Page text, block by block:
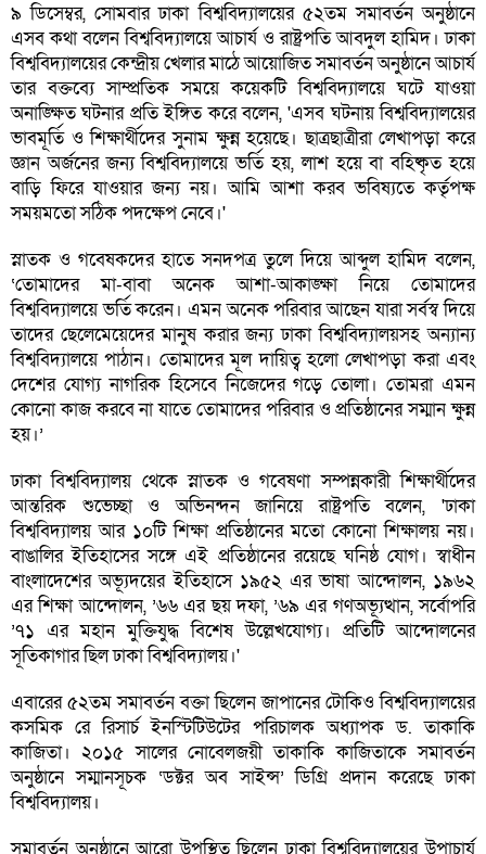
৯ ডিসেম্বর, সোমবার ঢাকা বিশ্ববিদ্যালয়ের ৫২তম সমাবর্তন অনুষ্ঠানে
এসব কথা বলেন বিশ্ববিদ্যালয়ে আচার্য ও রাষ্ট্রপতি আবদুল হামিদ। ঢাকা
বিশ্ববিদ্যালয়ের কেন্দ্রীয় খেলার মাঠে আয়োজিত সমাবর্তন অনুষ্ঠানে আচার্য
তার বক্তব্যে সাম্প্রতিক সময়ে কয়েকটি বিশ্ববিদ্যালয়ে ঘটে যাওয়া
অনাঙ্ক্ষিত ঘটনার প্রতি ইঙ্গিত করে বলেন, 'এসব ঘটনায় বিশ্ববিদ্যালয়ের
ভাবমূর্তি ও শিক্ষার্থীদের সুনাম ক্ষুন্ন হয়েছে। ছাত্রছাত্রীরা লেখাপড়া করে
জ্ঞান অর্জনের জন্য বিশ্ববিদ্যালয়ে ভর্তি হয়, লাশ হয়ে বা বহিষ্কৃত হয়ে
বাড়ি ফিরে যাওয়ার জন্য নয়। আমি আশা করব ভবিষ্যতে কর্তৃপক্ষ
সময়মতো সঠিক পদক্ষেপ নেবে।'
স্নাতক ও গবেষকদের হাতে সনদপত্র তুলে দিয়ে আব্দুল হামিদ বলেন,
‘তোমাদের মা-বাবা অনেক আশা-আকাঙ্ক্ষা নিয়ে তোমাদের
বিশ্ববিদ্যালয়ে ভর্তি করেন। এমন অনেক পরিবার আছেন যারা সর্বস্ব দিয়ে
তাদের ছেলেমেয়েদের মানুষ করার জন্য ঢাকা বিশ্ববিদ্যালয়সহ অন্যান্য
বিশ্ববিদ্যালয়ে পাঠান। তোমাদের মূল দায়িত্ব হলো লেখাপড়া করা এবং
দেশের যোগ্য নাগরিক হিসেবে নিজেদের গড়ে তোলা। তোমরা এমন
কোনো কাজ করবে না যাতে তোমাদের পরিবার ও প্রতিষ্ঠানের সম্মান ক্ষুন্ন
হয়।’
ঢাকা বিশ্ববিদ্যালয় থেকে স্নাতক ও গবেষণা সম্পন্নকারী শিক্ষার্থীদের
আন্তরিক শুভেচ্ছা ও অভিনন্দন জানিয়ে রাষ্ট্রপতি বলেন, 'ঢাকা
বিশ্ববিদ্যালয় আর ১০টি শিক্ষা প্রতিষ্ঠানের মতো কোনো শিক্ষালয় নয়।
বাঙালির ইতিহাসের সঙ্গে এই প্রতিষ্ঠানের রয়েছে ঘনিষ্ঠ যোগ। স্বাধীন
বাংলাদেশের অভ্যূদয়ের ইতিহাসে ১৯৫২ এর ভাষা আন্দোলন, ১৯৬২
এর শিক্ষা আন্দোলন, ’৬৬ এর ছয় দফা, ’৬৯ এর গণঅভ্যূত্থান, সর্বোপরি
’৭১ এর মহান মুক্তিযুদ্ধ বিশেষ উল্লেখযোগ্য। প্রতিটি আন্দোলনের
সূতিকাগার ছিল ঢাকা বিশ্ববিদ্যালয়।'
এবারের ৫২তম সমাবর্তন বক্তা ছিলেন জাপানের টোকিও বিশ্ববিদ্যালয়ের
কসমিক রে রিসার্চ ইনস্টিটিউটের পরিচালক অধ্যাপক ড. তাকাকি
কাজিতা। ২০১৫ সালের নোবেলজয়ী তাকাকি কাজিতাকে সমাবর্তন
অনুষ্ঠানে সম্মানসূচক ‘ডক্টর অব সাইন্স’ ডিগ্রি প্রদান করেছে ঢাকা
বিশ্ববিদ্যালয়।